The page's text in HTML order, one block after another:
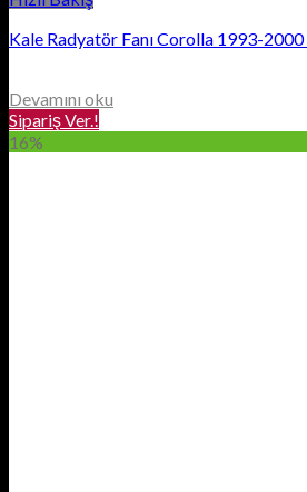
Kale Radyatör Fanı Corolla 1993-
Devamını oku
Sipariş Ver.!
16%